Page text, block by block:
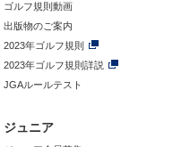
ゴルフ規則動画
出版物のご案内
2023年ゴルフ規則
2023年ゴルフ規則詳説
JGAルールテスト
ジュニア